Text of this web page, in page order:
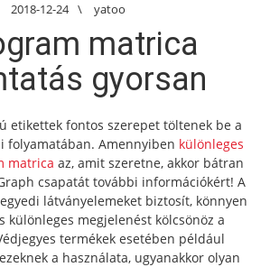
2018-12-24 \ yatoo
matrica
gyorsan
etikettek fontos szerepet töltenek be a
folyamatában. Amennyiben különleges
matrica az, amit szeretne, akkor bátran
csapatát további információkért! A
látványelemeket biztosít, könnyen
különleges megjelenést kölcsönöz a
termékek esetében például
a használata, ugyanakkor olyan